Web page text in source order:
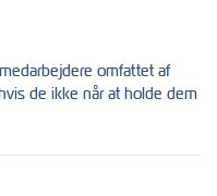
omfattet af
de ikke når at holde dem